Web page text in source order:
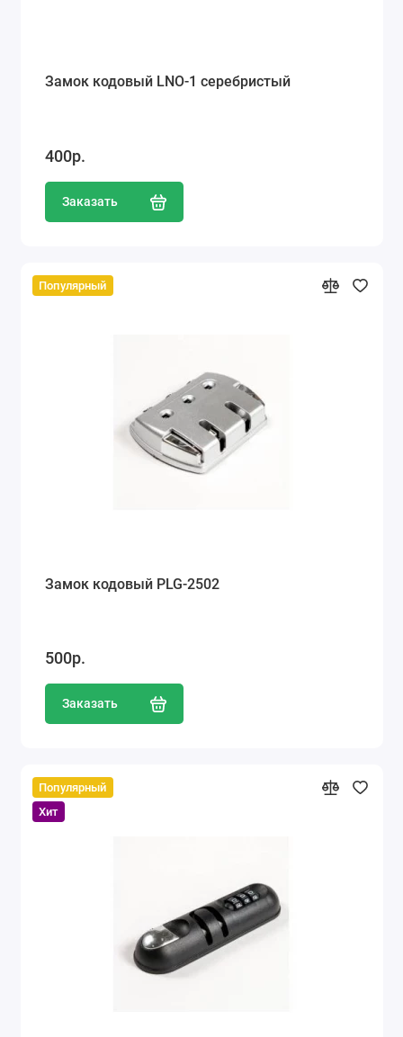
Замок кодовый LNO-1 серебристый
400р.
Заказать
Популярный
Замок кодовый PLG-2502
500р.
Заказать
Популярный
Хит